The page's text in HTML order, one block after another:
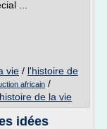
...
vie / l'histoire de
africain /
de la vie
idées